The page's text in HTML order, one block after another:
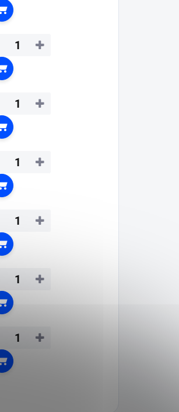
Do košíka
+
Do košíka
+
Do košíka
+
Do košíka
+
Do košíka
+
Do košíka
+
Do košíka